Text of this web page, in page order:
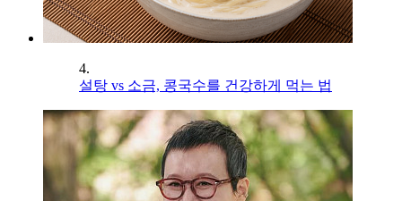
4.
설탕 vs 소금, 콩국수를 건강하게 먹는 법